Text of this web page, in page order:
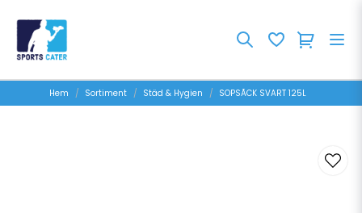
Hem Sortiment Städ & Hygien SOPSÃCK SVART 125L